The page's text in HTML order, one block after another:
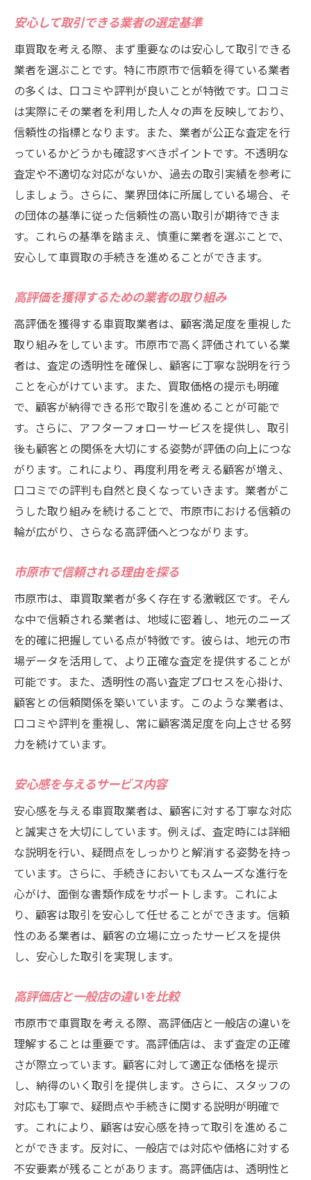
安心して取引できる業者の選定基準
車買取を考える際、まず重要なのは安心して取引できる
業者を選ぶことです。特に市原市で信頼を得ている業者
の多くは、口コミや評判が良いことが特徴です。口コミ
は実際にその業者を利用した人々の声を反映しており、
信頼性の指標となります。また、業者が公正な査定を行
っているかどうかも確認すべきポイントです。不透明な
査定や不適切な対応がないか、過去の取引実績を参考に
しましょう。さらに、業界団体に所属している場合、そ
の団体の基準に従った信頼性の高い取引が期待できま
す。これらの基準を踏まえ、慎重に業者を選ぶことで、
安心して車買取の手続きを進めることができます。
高評価を獲得するための業者の取り組み
高評価を獲得する車買取業者は、顧客満足度を重視した
取り組みをしています。市原市で高く評価されている業
者は、査定の透明性を確保し、顧客に丁寧な説明を行う
ことを心がけています。また、買取価格の提示も明確
で、顧客が納得できる形で取引を進めることが可能で
す。さらに、アフターフォローサービスを提供し、取引
後も顧客との関係を大切にする姿勢が評価の向上につな
がります。これにより、再度利用を考える顧客が増え、
口コミでの評判も自然と良くなっていきます。業者がこ
うした取り組みを続けることで、市原市における信頼の
輪が広がり、さらなる高評価へとつながります。
市原市で信頼される理由を探る
市原市は、車買取業者が多く存在する激戦区です。そん
な中で信頼される業者は、地域に密着し、地元のニーズ
を的確に把握している点が特徴です。彼らは、地元の市
場データを活用して、より正確な査定を提供することが
可能です。また、透明性の高い査定プロセスを心掛け、
顧客との信頼関係を築いています。このような業者は、
口コミや評判を重視し、常に顧客満足度を向上させる努
力を続けています。
安心感を与えるサービス内容
安心感を与える車買取業者は、顧客に対する丁寧な対応
と誠実さを大切にしています。例えば、査定時には詳細
な説明を行い、疑問点をしっかりと解消する姿勢を持っ
ています。さらに、手続きにおいてもスムーズな進行を
心がけ、面倒な書類作成をサポートします。これによ
り、顧客は取引を安心して任せることができます。信頼
性のある業者は、顧客の立場に立ったサービスを提供
し、安心した取引を実現します。
高評価店と一般店の違いを比較
市原市で車買取を考える際、高評価店と一般店の違いを
理解することは重要です。高評価店は、まず査定の正確
さが際立っています。顧客に対して適正な価格を提示
し、納得のいく取引を提供します。さらに、スタッフの
対応も丁寧で、疑問点や手続きに関する説明が明確で
す。これにより、顧客は安心感を持って取引を進めるこ
とができます。反対に、一般店では対応や価格に対する
不安要素が残ることがあります。高評価店は、透明性と